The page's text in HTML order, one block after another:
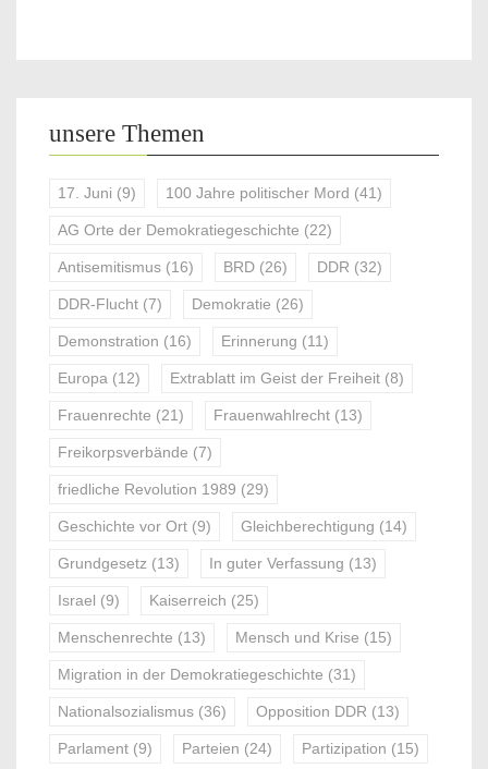
unsere Themen
17. Juni (9) 100 Jahre politischer Mord (41)
AG Orte der Demokratiegeschichte (22)
Antisemitismus (16) BRD (26) DDR (32)
DDR-Flucht (7) Demokratie (26)
Demonstration (16) Erinnerung (11)
Europa (12) Extrablatt im Geist der Freiheit (8)
Frauenrechte (21) Frauenwahlrecht (13)
Freikorpsverbände (7)
friedliche Revolution 1989 (29)
Geschichte vor Ort (9) Gleichberechtigung (14)
Grundgesetz (13) In guter Verfassung (13)
Israel (9) Kaiserreich (25)
Menschenrechte (13) Mensch und Krise (15)
Migration in der Demokratiegeschichte (31)
Nationalsozialismus (36) Opposition DDR (13)
Parlament (9) Parteien (24) Partizipation (15)